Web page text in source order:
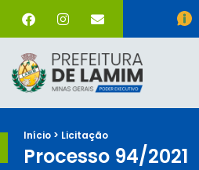
Início > Licitação
Processo 94/2021